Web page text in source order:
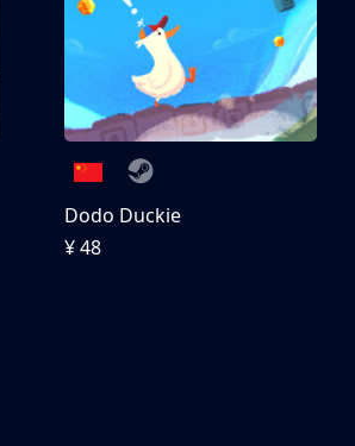
Dodo Duckie
¥ 48